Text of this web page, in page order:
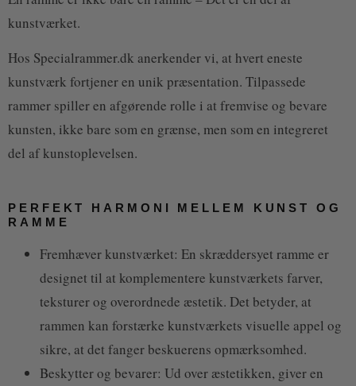
kunstværket.
Hos Specialrammer.dk anerkender vi, at hvert eneste
kunstværk fortjener en unik præsentation. Tilpassede
rammer spiller en afgørende rolle i at fremvise og bevare
kunsten, ikke bare som en grænse, men som en integreret
del af kunstoplevelsen.
PERFEKT HARMONI MELLEM KUNST OG
RAMME
Fremhæver kunstværket: En skræddersyet ramme er
designet til at komplementere kunstværkets farver,
teksturer og overordnede æstetik. Det betyder, at
rammen kan forstærke kunstværkets visuelle appel og
sikre, at det fanger beskuerens opmærksomhed.
Beskytter og bevarer: Ud over æstetikken, giver en